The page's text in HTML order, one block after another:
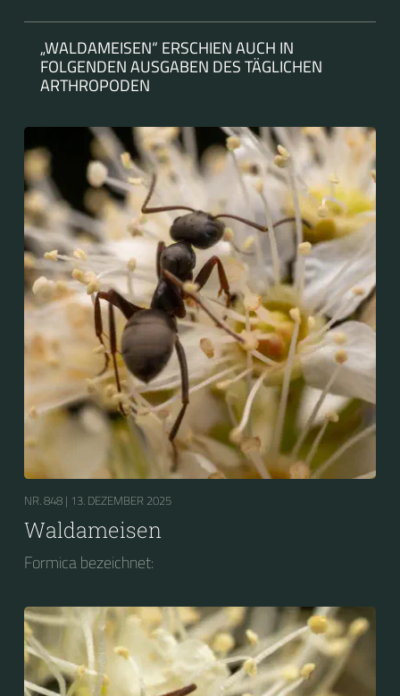
„WALDAMEISEN“ ERSCHIEN AUCH IN
FOLGENDEN AUSGABEN DES TÄGLICHEN
ARTHROPODEN
NR. 848 | 13. DEZEMBER 2025
Waldameisen
Formica bezeichnet: